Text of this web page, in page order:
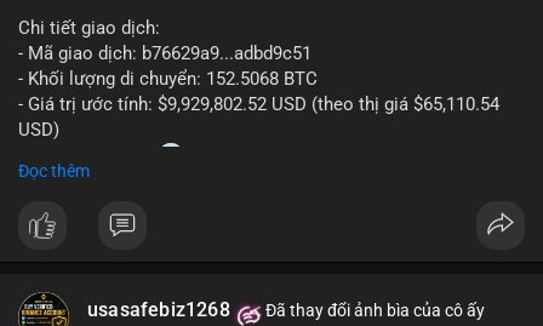
Chi tiết giao dịch:
- Mã giao dịch: b76629a9...adbd9c51
- Khối lượng di chuyển: 152.5068 BTC
- Giá trị ước tính: $9,929,802.52 USD (theo thị giá $65,110.54
USD)
- Thời gian: 17:20
Nhận định phân tích hành vi của Cá voi dựa trên giao dịch này:
Khối lượng 152.5 BTC trị giá gần 10 triệu USD được di chuyển
trong một giao dịch duy nhất cho thấy dấu hiệu của một tổ
hiện tại, động thái này có thể là bước chuẩn bị cho việc bán ra
Đọc thêm
usasafebiz1268 Đã thay đổi ảnh bìa của cô ấy